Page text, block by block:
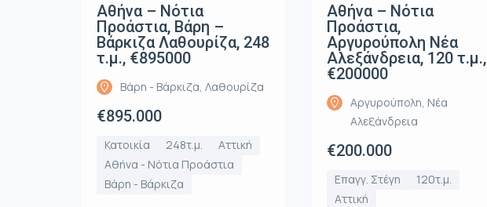
Αθήνα – Νότια
Προάστια, Βάρη –
Βάρκιζα Λαθουρίζα, 248
τ.μ., €895000
Βάρη - Βάρκιζα, Λαθουρίζα
€895.000
Κατοικία 248τ.μ.
Αττική
Αθήνα - Νότια Προάστια
Βάρη - Βάρκιζα
Αθήνα – Νότια
Προάστια,
Αργυρούπολη Νέα
Αλεξάνδρεια, 120 τ.μ.,
€200000
Αργυρούπολη, Νέα
Αλεξάνδρεια
€200.000
Επαγγ. Στέγη
120τ.μ.
Αττική